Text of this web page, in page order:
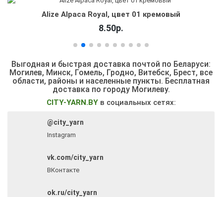
Alize Alpaca Royal, цвет 01 кремовый
8.50р.
Выгодная и быстрая доставка почтой по Беларуси:
Могилев, Минск, Гомель, Гродно, Витебск, Брест, все
области, районы и населенные пункты. Бесплатная
доставка по городу Могилеву.
CITY-YARN.BYв социальных сетях:
@city_yarn
Instagram
vk.com/city_yarn
ВКонтакте
ok.ru/city_yarn